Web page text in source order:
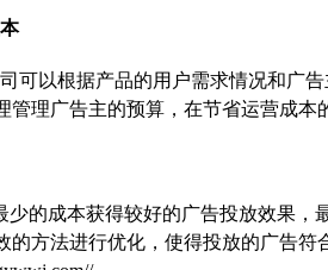
可以根据产品的用户需求情况和广
管理广告主的预算，在节省运营成本
少的成本获得较好的广告投放效果，
的方法进行优化，使得投放的广告符